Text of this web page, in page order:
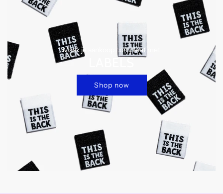
Maak je aankoop compleet met
LABELS
Shop now